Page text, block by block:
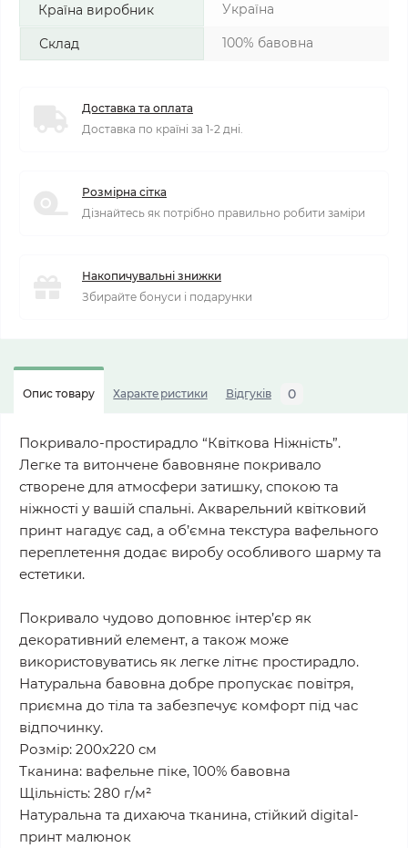
Країна виробник Україна
Склад 100% бавовна
Доставка та оплата
Доставка по країні за 1-2 дні.
Розмірна сітка
Дізнайтесь як потрібно правильно робити заміри
Накопичувальні знижки
Збирайте бонуси і подарунки
Опис товару Характеристики Відгуків 0
Покривало-простирадло “Квіткова Ніжність”.
Легке та витончене бавовняне покривало
створене для атмосфери затишку, спокою та
ніжності у вашій спальні. Акварельний квітковий
принт нагадує сад, а об’ємна текстура вафельного
переплетення додає виробу особливого шарму та
естетики.
Покривало чудово доповнює інтер’єр як
декоративний елемент, а також може
використовуватись як легке літнє простирадло.
Натуральна бавовна добре пропускає повітря,
приємна до тіла та забезпечує комфорт під час
відпочинку.
Розмір: 200x220 см
Тканина: вафельне піке, 100% бавовна
Щільність: 280 г/м²
Натуральна та дихаюча тканина, стійкий digital-
принт малюнок